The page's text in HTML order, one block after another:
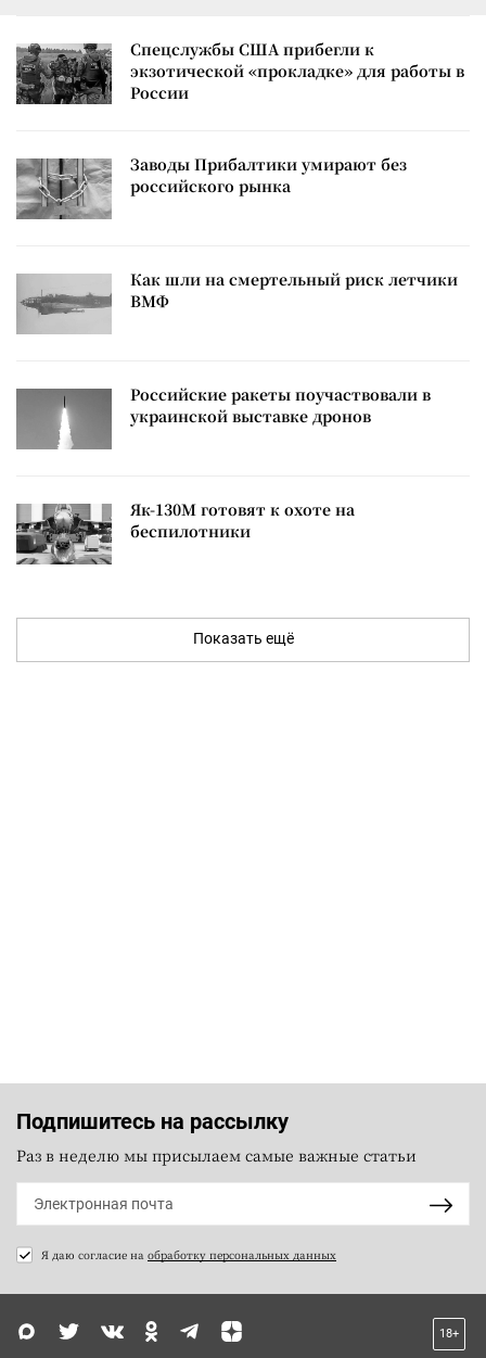
Спецслужбы США прибегли к
экзотической «прокладке» для работы в
России
Заводы Прибалтики умирают без
российского рынка
Как шли на смертельный риск летчики
ВМФ
Российские ракеты поучаствовали в
украинской выставке дронов
Як-130М готовят к охоте на
беспилотники
Показать ещё
Подпишитесь на рассылку
Раз в неделю мы присылаем самые важные статьи
Я даю согласие на обработку персональных данных
18+